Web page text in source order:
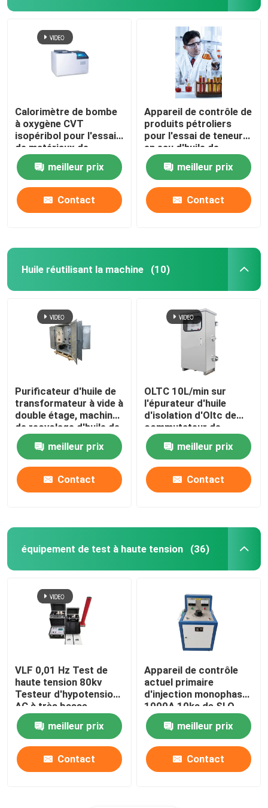
Calorimètre de bombe
à oxygène CVT
isopéribol pour l'essai
de matériaux de
construction à base
d'huile d'alimentation
au charbon
meilleur prix
Contact
Appareil de contrôle de
produits pétroliers
pour l'essai de teneur
en eau d'huile de
transformateur
meilleur prix
Contact
Huile réutilisant la machine (10)
Purificateur d'huile de
transformateur à vide à
double étage, machine
de recyclage d'huile de
transformateur
meilleur prix
Contact
OLTC 10L/min sur
l'épurateur d'huile
d'isolation d'Oltc de
commutateur de
robinet de charge
meilleur prix
Contact
équipement de test à haute tension (36)
VLF 0,01 Hz Test de
haute tension 80kv
Testeur d'hypotension
AC à très basse
fréquence
meilleur prix
Contact
Appareil de contrôle
actuel primaire
d'injection monophasé
1000A 10ka de SLQ
meilleur prix
Contact